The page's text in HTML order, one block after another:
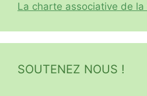
La charte associative de la
SOUTENEZ NOUS !